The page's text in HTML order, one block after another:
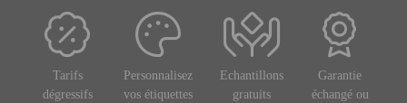
Tarifs
dégressifs
Personnalisez
vos étiquettes
Echantillons
gratuits
Garantie
échangé ou